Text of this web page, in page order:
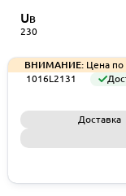
UВ
230
ВНИМАНИЕ: Цена по
1016L2131
Доставка